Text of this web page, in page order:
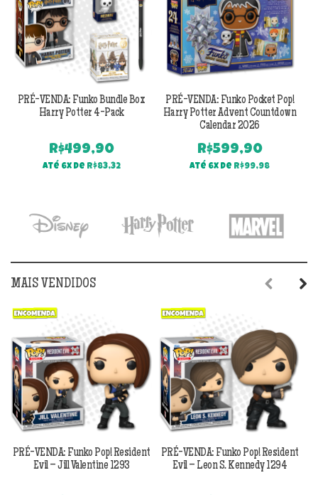
PRÉ-VENDA: Funko Bundle Box
Harry Potter 4-Pack
R$499,90
Até 6x de R$83,32
PRÉ-VENDA: Funko Pocket Pop!
Harry Potter Advent Countdown
Calendar 2026
R$599,90
Até 6x de R$99,98
MAIS VENDIDOS
PRÉ-VENDA: Funko Pop! Resident
Evil – Jill Valentine 1293
PRÉ-VENDA: Funko Pop! Resident
Evil – Leon S. Kennedy 1294